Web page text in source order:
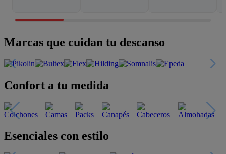
Marcas que cuidan tu descanso
Confort a tu medida
Esenciales con estilo